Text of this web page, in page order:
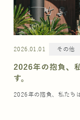
2026.01.01 その他
2026年の抱負、
す。
2026年の抱負、私たち